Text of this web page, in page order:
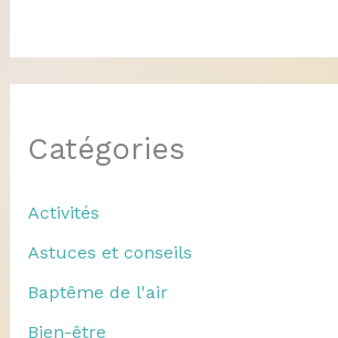
Catégories
Activités
Astuces et conseils
Baptême de l'air
Bien-être